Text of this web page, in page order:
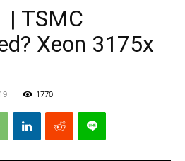
| TSMC
Xeon 3175x
1770